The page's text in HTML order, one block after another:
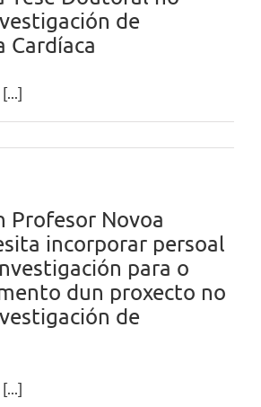
de
Cardíaca
[...]
Profesor Novoa
incorporar persoal
para o
dun proxecto no
de
[...]